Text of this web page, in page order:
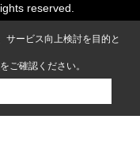
reserved.
サービス向上検討を目的と
をご確認ください。